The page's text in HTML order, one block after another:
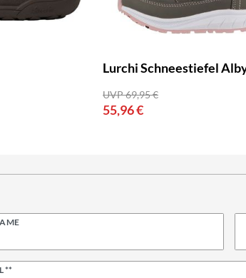
Lurchi Schneestiefel
UVP 69,95 €
55,96 €
**